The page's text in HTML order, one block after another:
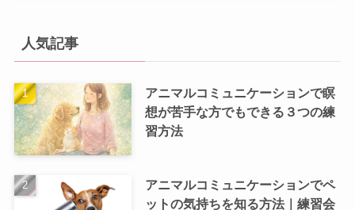
人気記事
アニマルコミュニケーションで瞑
想が苦手な方でもできる３つの練
習方法
アニマルコミュニケーションでペ
ットの気持ちを知る方法｜練習会